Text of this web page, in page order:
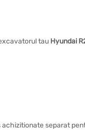
tau Hyundai
achizitionate separat